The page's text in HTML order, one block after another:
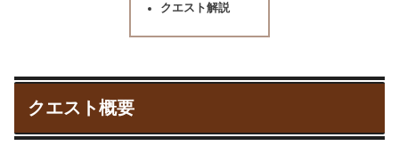
クエスト解説
クエスト概要